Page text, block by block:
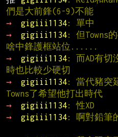
們是大前鋒(6-9)不能
→
gigiii1134: 單中
→
gigiii1134: 但Towns
啥中鋒護框站位......
→
gigiii1134: 而AD有切
時也比較少硬切
→
gigiii1134: 當代豬突
Towns了希望他打出時代
→
gigiii1134: 性XD
→
gigiii1134: 啊對鉛筆